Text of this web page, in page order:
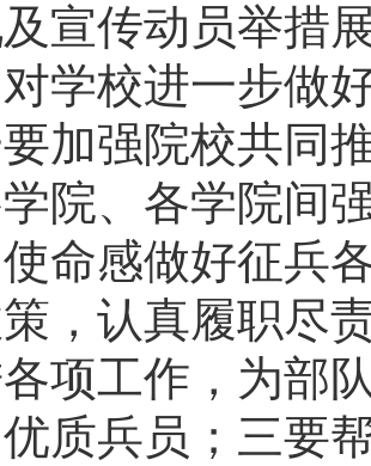
宣传动员举措
学校进一步做
加强院校共同
院、各学院间
命感做好征兵
，认真履职尽
项工作，为部
质兵员；三要